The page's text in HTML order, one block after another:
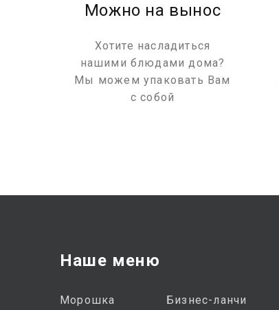
Можно на вынос
Хотите насладиться
нашими блюдами дома?
Мы можем упаковать Вам
с собой
Наше меню
Морошка
Бизнес-ланчи